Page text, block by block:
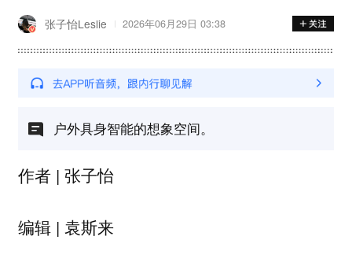
张子怡Leslie 2026年06月29日 03:38
户外具身智能的想象空间。
作者 | 张子怡
编辑 | 袁斯来